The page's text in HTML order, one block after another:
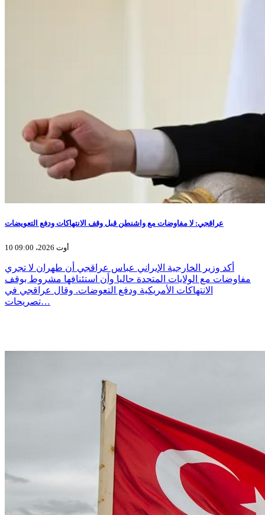
عراقجي: لا مفاوضات مع واشنطن قبل وقف الانتهاكات ودفع التعويضات
10 أوت 2026، 09:00
أكد وزير الخارجية الإيراني عباس عراقجي أن طهران لا تجري
مفاوضات مع الولايات المتحدة حاليا وأن استئنافها مشروط بوقف
الانتهاكات الأمريكية ودفع التعوضات. وقال عراقجي في
تصريحات…